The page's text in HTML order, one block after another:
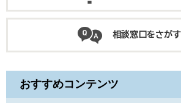
相談窓口をさがす
おすすめコンテンツ